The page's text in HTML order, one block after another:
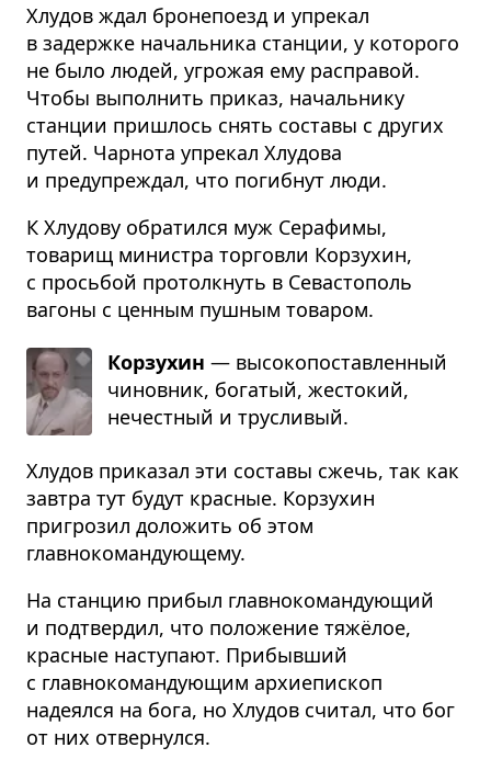
Хлудов ждал бронепоезд и упрекал
в задержке начальника станции, у которого
не было людей, угрожая ему расправой.
Чтобы выполнить приказ, начальнику
станции пришлось снять составы с других
путей. Чарнота упрекал Хлудова
и предупреждал, что погибнут люди.
К Хлудову обратился муж Серафимы,
товарищ министра торговли Корзухин,
с просьбой протолкнуть в Севастополь
вагоны с ценным пушным товаром.
Корзухин — высо­ко­по­став­лен­ный
чинов­ник, бога­тый, жесто­кий,
нечест­ный и тру­сли­вый.
Хлудов приказал эти составы сжечь, так как
завтра тут будут красные. Корзухин
пригрозил доложить об этом
главнокомандующему.
На станцию прибыл главнокомандующий
и подтвердил, что положение тяжёлое,
красные наступают. Прибывший
с главнокомандующим архиепископ
надеялся на бога, но Хлудов считал, что бог
от них отвернулся.